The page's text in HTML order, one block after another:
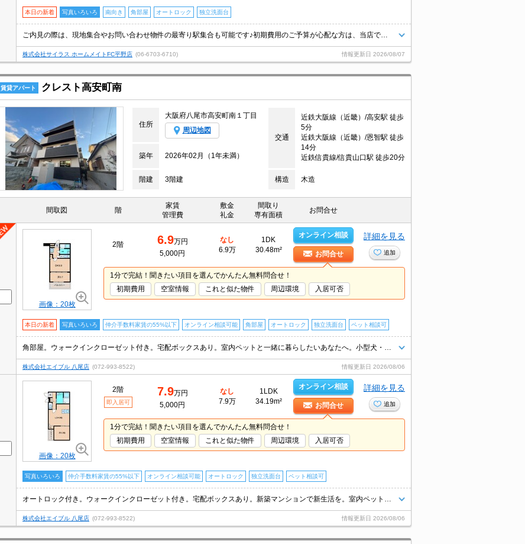
本日の新着 写真いろいろ 南向き 角部屋 オートロック 独立洗面台
株式会社サイラス ホームメイトFC平野店 (06-6703-6710) 情報更新日 2026/08/07
賃貸アパート クレスト高安町南
住所
大阪府八尾市高安町南１丁目
周辺地図
交通
近鉄大阪線（近畿）/高安駅 徒歩
5分
近鉄大阪線（近畿）/恩智駅 徒歩
14分
近鉄信貴線/信貴山口駅 徒歩20分
築年 2026年02月（1年未満）
階建 3階建 構造 木造
間取図 階
家賃
管理費
敷金
礼金
間取り
専有面積
お問合せ
画像：20枚
2階 6.9万円
5,000円
なし
6.9万
1DK
30.48m²
オンライン相談
お問合せ
詳細を見る
追加
1分で完結！聞きたい項目を選んでかんたん無料問合せ！
初期費用
空室情報 これと似た物件 周辺環境 入居可否
本日の新着 写真いろいろ 仲介手数料家賃の55%以下 オンライン相談可能 角部屋 オートロック 独立洗面台 ペット相談可
株式会社エイブル 八尾店 (072-993-8522) 情報更新日 2026/08/06
画像：20枚
2階
即入居可
7.9万円
5,000円
なし
7.9万
1LDK
34.19m²
オンライン相談
お問合せ
詳細を見る
追加
1分で完結！聞きたい項目を選んでかんたん無料問合せ！
初期費用
空室情報 これと似た物件 周辺環境 入居可否
写真いろいろ 仲介手数料家賃の55%以下 オンライン相談可能 オートロック 独立洗面台 ペット相談可
株式会社エイブル 八尾店 (072-993-8522) 情報更新日 2026/08/06